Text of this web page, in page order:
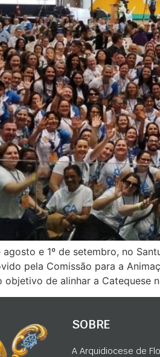
e 1º de setembro, no
pela Comissão para a
objetivo de alinhar a Catequese
SOBRE
A Arquidiocese de